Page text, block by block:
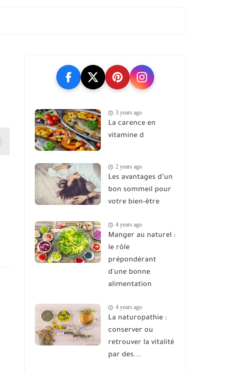
3 years ago
La carence en
vitamine d
2 years ago
Les avantages d’un
bon sommeil pour
votre bien-être
4 years ago
Manger au naturel :
le rôle
prépondérant
d'une bonne
alimentation
4 years ago
La naturopathie :
conserver ou
retrouver la vitalité
par des...